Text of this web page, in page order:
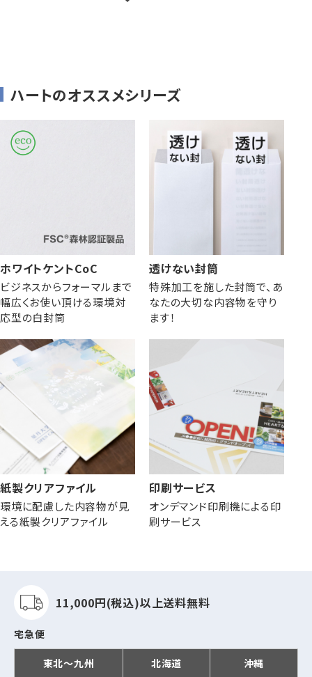
ハートのオススメシリーズ
ホワイトケントCoC
ビジネスからフォーマルまで
幅広くお使い頂ける環境対
応型の白封筒
透けない封筒
特殊加工を施した封筒で、あ
なたの大切な内容物を守り
ます！
紙製クリアファイル
環境に配慮した内容物が見
える紙製クリアファイル
印刷サービス
オンデマンド印刷機による印
刷サービス
11,000円(税込)以上送料無料
宅急便
東北～九州 北海道 沖縄